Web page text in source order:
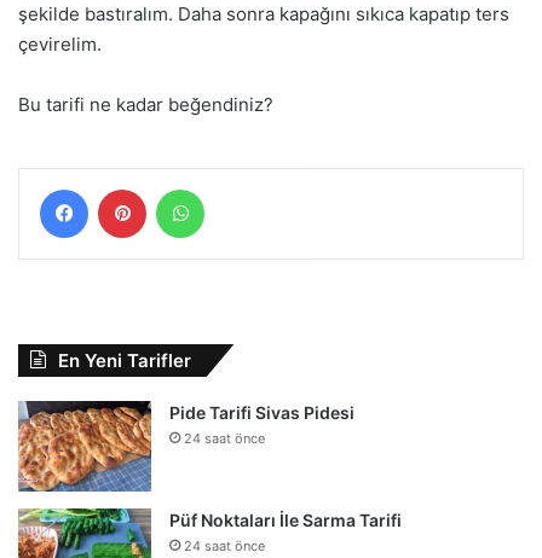
şekilde bastıralım. Daha sonra kapağını sıkıca kapatıp ters
çevirelim.
Bu tarifi ne kadar beğendiniz?
FacebookPinterest
En Yeni Tarifler
Pide Tarifi Sivas Pidesi
24 saat önce
Püf Noktaları İle Sarma Tarifi
24 saat önce